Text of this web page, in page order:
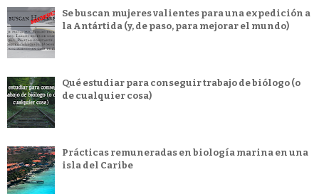
Se buscan mujeres valientes para una expedición a
la Antártida (y, de paso, para mejorar el mundo)
Qué estudiar para conseguir trabajo de biólogo (o
de cualquier cosa)
Prácticas remuneradas en biología marina en una
isla del Caribe